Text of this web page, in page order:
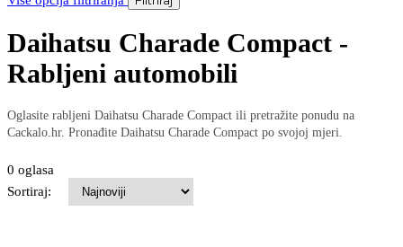
Daihatsu Charade Compact -
Rabljeni automobili
Oglasite rabljeni Daihatsu Charade Compact ili pretražite ponudu na
Cackalo.hr. Pronađite Daihatsu Charade Compact po svojoj mjeri.
0 oglasa
Sortiraj: